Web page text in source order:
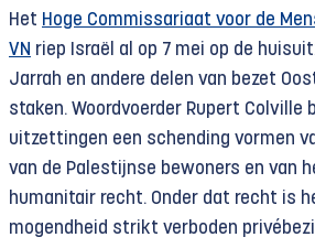
Het Hoge Commissariaat voor de
VN riep Israël al op 7 mei op de
Jarrah en andere delen van bezet
staken. Woordvoerder Rupert Colville
uitzettingen een schending vormen
van de Palestijnse bewoners en van
humanitair recht. Onder dat recht is
mogendheid strikt verboden